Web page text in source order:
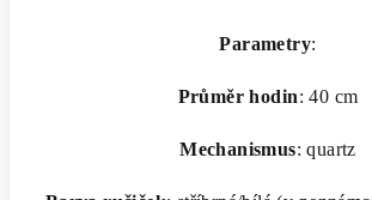
Parametry:
Průměr hodin: 40 cm
Mechanismus: quartz